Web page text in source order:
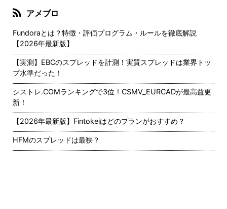
アメブロ
Fundoraとは？特徴・評価プログラム・ルールを徹底解説
【2026年最新版】
【実測】EBCのスプレッドを計測！実質スプレッドは業界トッ
プ水準だった！
シストレ.COMランキングで3位！CSMV_EURCADが最高益更
新！
【2026年最新版】Fintokeiはどのプランがおすすめ？
HFMのスプレッドは最狭？